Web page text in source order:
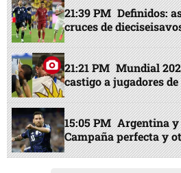
21:39 PM Definidos:
cruces de
21:21 PM Mundial
castigo a jugadores
15:05 PM Argentina y
Campaña perfecta y